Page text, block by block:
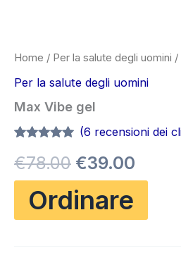
Home / Per la salute degli uomini /
Per la salute degli uomini
Max Vibe gel
su 5 su
base di
recensioni
(6 recensioni dei
€78.00 Il
prezzo
originale
€39.00
Ordinare